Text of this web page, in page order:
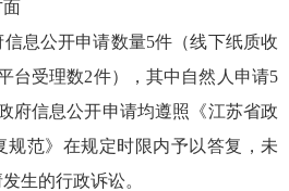
面
息公开申请数量5件（线下纸质收
台受理数2件），其中自然人申请5
府信息公开申请均遵照《江苏省政
规范》在规定时限内予以答复，未
生的行政诉讼。